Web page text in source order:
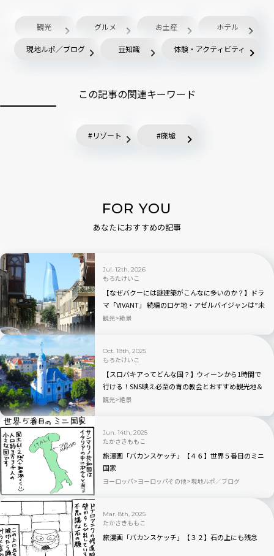
観光 グルメ お土産 ホテル
現地ルポ／ブログ 豆知識 体験・アクティビティ
この記事の関連キーワード
リゾート 廃墟
FOR YOU
あなたにおすすめの記事
Jul. 12th, 2026
もろたけいこ
【なぜバクーには謎建築がこんなに多いのか？】ドラ
マ「VIVANT」 続編のロケ地・アゼルバイジャンは”未
来都市”だった！
観光 絶景
Oct. 18th, 2025
もろたけいこ
【スロバキアってどんな国？】ウィーンから1時間で
行ける！SNS映え必至の青の教会とおすすめ観光地＆
カフェ巡り
観光 絶景
Jun. 14th, 2025
たかさきももこ
旅漫画「バカンスケッチ」【４６】世界５番目のミニ
国家
ヨーロッパ ヨーロッパその他 現地ルポ／ブログ
Mar. 8th, 2025
たかさきももこ
旅漫画「バカンスケッチ」【３２】石の上にも残念